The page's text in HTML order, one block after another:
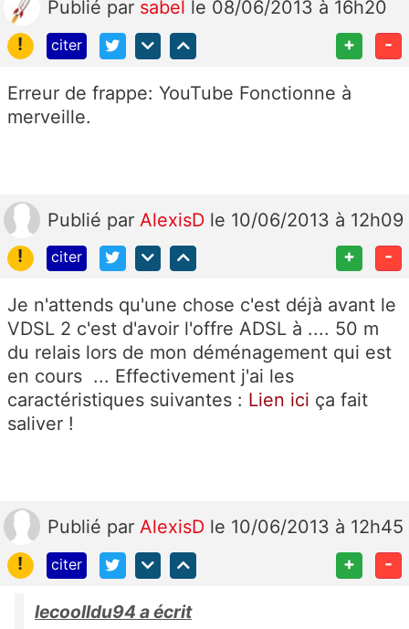
Publié par sabel le 08/06/2013 à 16h20
!
citer + -
Erreur de frappe: YouTube Fonctionne à
merveille.
Publié par AlexisD le 10/06/2013 à 12h09
!
citer + -
Je n'attends qu'une chose c'est déjà avant le
VDSL 2 c'est d'avoir l'offre ADSL à .... 50 m
du relais lors de mon déménagement qui est
en cours ... Effectivement j'ai les
caractéristiques suivantes : Lien ici ça fait
saliver !
Publié par AlexisD le 10/06/2013 à 12h45
!
citer + -
lecoolldu94 a écrit